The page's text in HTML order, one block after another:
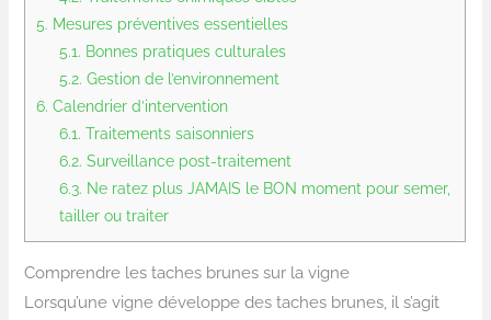
5. Mesures préventives essentielles
5.1. Bonnes pratiques culturales
5.2. Gestion de l’environnement
6. Calendrier d’intervention
6.1. Traitements saisonniers
6.2. Surveillance post-traitement
6.3. Ne ratez plus JAMAIS le BON moment pour semer,
tailler ou traiter
Comprendre les taches brunes sur la vigne
Lorsqu’une vigne développe des taches brunes, il s’agit